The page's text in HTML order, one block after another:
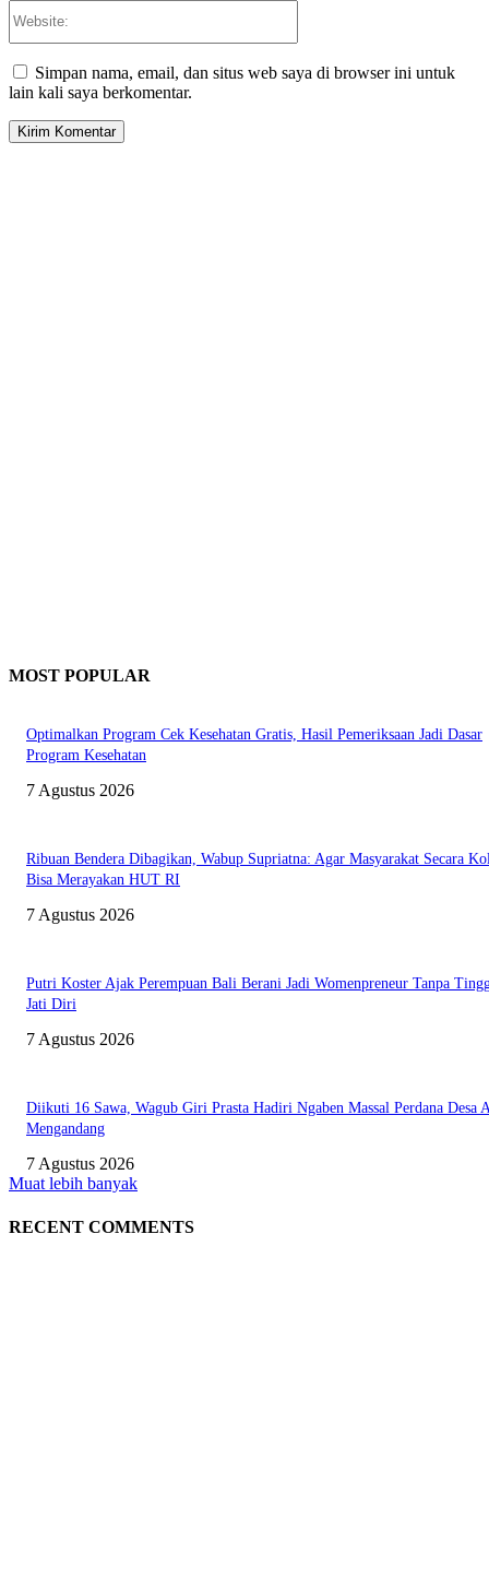
Simpan nama, email, dan situs web saya di browser ini untuk
lain kali saya berkomentar.
MOST POPULAR
Optimalkan Program Cek Kesehatan Gratis, Hasil Pemeriksaan Jadi Dasar
Program Kesehatan
7 Agustus 2026
Ribuan Bendera Dibagikan, Wabup Supriatna: Agar Masyarakat Secara
Bisa Merayakan HUT RI
7 Agustus 2026
Putri Koster Ajak Perempuan Bali Berani Jadi Womenpreneur Tanpa
Jati Diri
7 Agustus 2026
Diikuti 16 Sawa, Wagub Giri Prasta Hadiri Ngaben Massal Perdana Desa
Mengandang
7 Agustus 2026
Muat lebih banyak
RECENT COMMENTS